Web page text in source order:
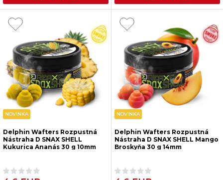
NOVINKA
Delphin Wafters Rozpustná
Nástraha D SNAX SHELL
Kukurica Ananás 30 g 10mm
NOVINKA
Delphin Wafters Rozpustná
Nástraha D SNAX SHELL Mango
Broskyňa 30 g 14mm